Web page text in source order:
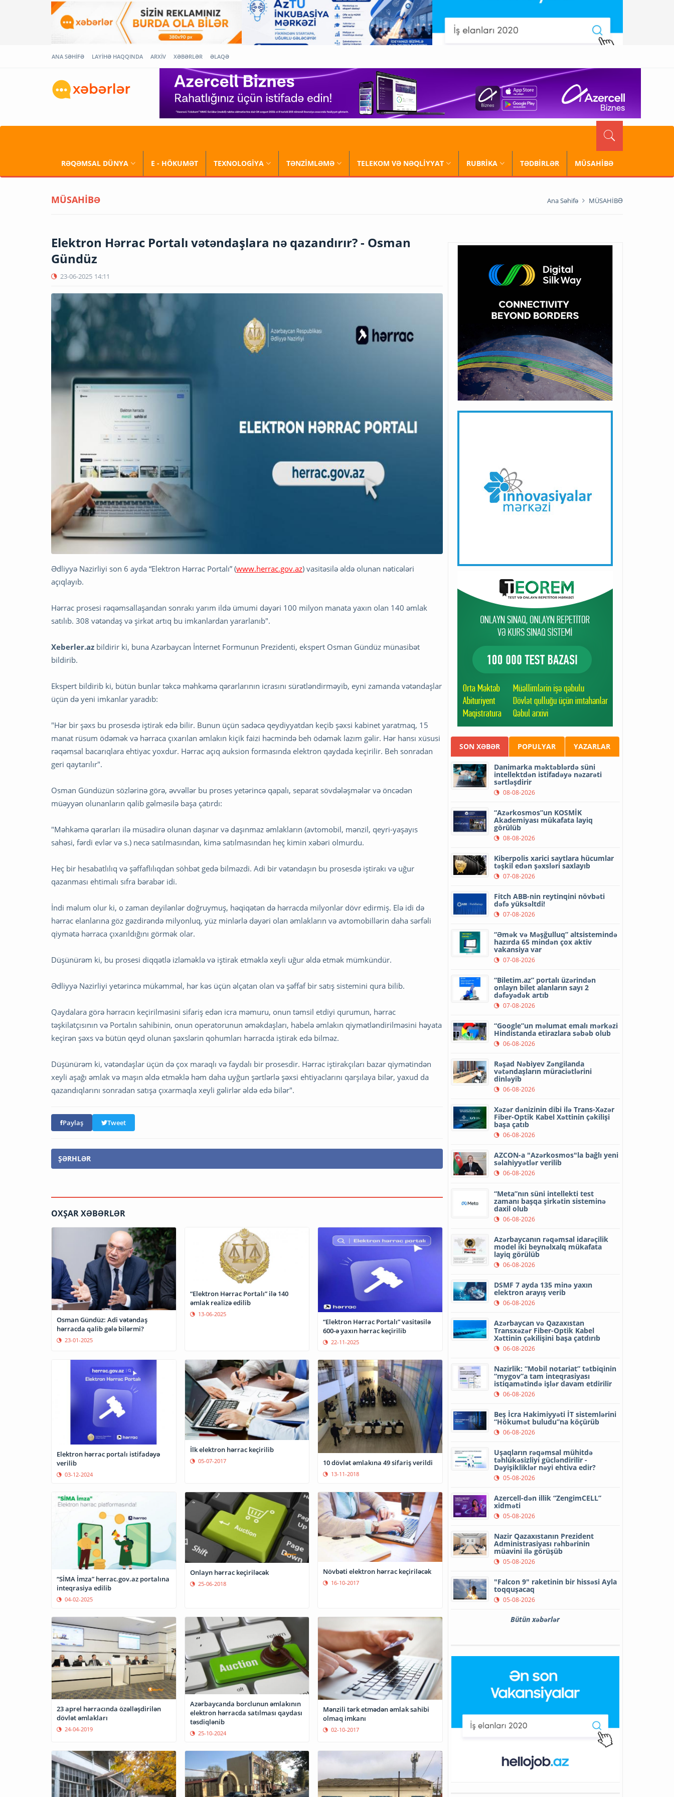
ANA SƏHİFƏ LAYİHƏ HAQQINDA ARXİV XƏBƏRLƏR ƏLAQƏ
RƏQƏMSAL DÜNYA E - HÖKUMƏT TEXNOLOGİYA TƏNZİMLƏMƏ TELEKOM VƏ NƏQLİYYAT RUBRİKA TƏDBİRLƏR MÜSAHİBƏ
MÜSAHİBƏ Ana Səhifə MÜSAHİBƏ
Elektron Hərrac Portalı vətəndaşlara nə qazandırır? - Osman
Gündüz
23-06-2025 14:11
Ədliyyə Nazirliyi son 6 ayda “Elektron Hərrac Portalı” (www.herrac.gov.az) vasitəsilə əldə olunan nəticələri
açıqlayıb.
Hərrac prosesi rəqəmsallaşandan sonrakı yarım ildə ümumi dəyəri 100 milyon manata yaxın olan 140 əmlak
satılıb. 308 vətəndaş və şirkət artıq bu imkanlardan yararlanıb".
Xeberler.az bildirir ki, buna Azərbaycan İnternet Formunun Prezidenti, ekspert Osman Gündüz münasibət
bildirib.
Ekspert bildirib ki, bütün bunlar təkcə məhkəmə qərarlarının icrasını sürətləndirməyib, eyni zamanda vətəndaşlar
üçün də yeni imkanlar yaradıb:
"Hər bir şəxs bu prosesdə iştirak edə bilir. Bunun üçün sadəcə qeydiyyatdan keçib şəxsi kabinet yaratmaq, 15
manat rüsum ödəmək və hərraca çıxarılan əmlakın kiçik faizi həcmində beh ödəmək lazım gəlir. Hər hansı xüsusi
rəqəmsal bacarıqlara ehtiyac yoxdur. Hərrac açıq auksion formasında elektron qaydada keçirilir. Beh sonradan
geri qaytarılır".
Osman Gündüzün sözlərinə görə, əvvəllər bu proses yetərincə qapalı, separat sövdələşmələr və öncədən
müəyyən olunanların qalib gəlməsilə başa çatırdı:
"Məhkəmə qərarları ilə müsadirə olunan daşınar və daşınmaz əmlakların (avtomobil, mənzil, qeyri-yaşayıs
sahəsi, fərdi evlər və s.) necə satılmasından, kimə satılmasından heç kimin xəbəri olmurdu.
Heç bir hesabatlılıq və şəffaflılıqdan söhbət gedə bilməzdi. Adi bir vətəndaşın bu prosesdə iştirakı və uğur
qazanması ehtimalı sıfra bərabər idi.
İndi məlum olur ki, o zaman deyilənlər doğruymuş, həqiqətən də hərracda milyonlar dövr edirmiş. Elə idi də
hərrac elanlarına göz gəzdirəndə milyonluq, yüz minlərlə dəyəri olan əmlakların və avtomobillərin daha sərfəli
qiymətə hərraca çıxarıldığını görmək olar.
Düşünürəm ki, bu prosesi diqqətlə izləməklə və iştirak etməklə xeyli uğur əldə etmək mümkündür.
Ədliyyə Nazirliyi yetərincə mükəmməl, hər kəs üçün əlçatan olan və şəffaf bir satış sistemini qura bilib.
Qaydalara görə hərracın keçirilməsini sifariş edən icra məmuru, onun təmsil etdiyi qurumun, hərrac
təşkilatçısının və Portalın sahibinin, onun operatorunun əməkdaşları, habelə əmlakın qiymətləndirilməsini həyata
keçirən şəxs və bütün qeyd olunan şəxslərin qohumları hərracda iştirak edə bilməz.
Düşünürəm ki, vətəndaşlar üçün də çox maraqlı və faydalı bir prosesdir. Hərrac iştirakçıları bazar qiymətindən
xeyli aşağı əmlak və maşın əldə etməklə həm daha uyğun şərtlərlə şəxsi ehtiyaclarını qarşılaya bilər, yaxud da
qazandıqlarını sonradan satışa çıxarmaqla xeyli gəlirlər əldə edə bilər".
Paylaş Tweet
ŞƏRHLƏR
OXŞAR XƏBƏRLƏR
Osman Gündüz: Adi vətəndaş
hərracda qalib gələ bilərmi?
23-01-2025
“Elektron Hərrac Portalı” ilə 140
əmlak realizə edilib
13-06-2025
“Elektron Hərrac Portalı” vasitəsilə
600-ə yaxın hərrac keçirilib
22-11-2025
Elektron hərrac portalı istifadəyə
verilib
03-12-2024
İlk elektron hərrac keçirilib
05-07-2017 10 dövlət əmlakına 49 sifariş verildi
13-11-2018
“SİMA İmza” herrac.gov.az portalına
inteqrasiya edilib
04-02-2025
Onlayn hərrac keçiriləcək
25-06-2018
Növbəti elektron hərrac keçiriləcək
16-10-2017
23 aprel hərracında özəlləşdirilən
dövlət əmlakları
24-04-2019
Azərbaycanda borclunun əmlakının
elektron hərracda satılması qaydası
təsdiqlənib
25-10-2024
Mənzili tərk etmədən əmlak sahibi
olmaq imkanı
02-10-2017
SON XƏBƏR POPULYAR YAZARLAR
Danimarka məktəblərdə süni
intellektdən istifadəyə nəzarəti
sərtləşdirir
08-08-2026
“Azərkosmos”un KOSMİK
Akademiyası mükafata layiq
görülüb
08-08-2026
Kiberpolis xarici saytlara hücumlar
təşkil edən şəxsləri saxlayıb
07-08-2026
Fitch ABB-nin reytinqini növbəti
dəfə yüksəltdi!
07-08-2026
“Əmək və Məşğulluq” altsistemində
hazırda 65 mindən çox aktiv
vakansiya var
07-08-2026
“Biletim.az” portalı üzərindən
onlayn bilet alanların sayı 2
dəfəyədək artıb
07-08-2026
“Google”un məlumat emalı mərkəzi
Hindistanda etirazlara səbəb olub
06-08-2026
Rəşad Nəbiyev Zəngilanda
vətəndaşların müraciətlərini
dinləyib
06-08-2026
Xəzər dənizinin dibi ilə Trans-Xəzər
Fiber-Optik Kabel Xəttinin çəkilişi
başa çatıb
06-08-2026
AZCON-a "Azərkosmos"la bağlı yeni
səlahiyyətlər verilib
06-08-2026
“Meta”nın süni intellekti test
zamanı başqa şirkətin sisteminə
daxil olub
06-08-2026
Azərbaycanın rəqəmsal idarəçilik
model iki beynəlxalq mükafata
layiq görülüb
06-08-2026
DSMF 7 ayda 135 minə yaxın
elektron arayış verib
06-08-2026
Azərbaycan və Qazaxıstan
Transxəzər Fiber-Optik Kabel
Xəttinin çəkilişini başa çatdırıb
06-08-2026
Nazirlik: “Mobil notariat” tətbiqinin
“mygov”a tam inteqrasiyası
istiqamətində işlər davam etdirilir
06-08-2026
Beş İcra Hakimiyyəti İT sistemlərini
“Hökumət buludu”na köçürüb
06-08-2026
Uşaqların rəqəmsal mühitdə
təhlükəsizliyi gücləndirilir -
Dəyişikliklər nəyi ehtiva edir?
05-08-2026
Azercell-dən illik “ZengimCELL”
xidməti
05-08-2026
Nazir Qazaxıstanın Prezident
Administrasiyası rəhbərinin
müavini ilə görüşüb
05-08-2026
"Falcon 9" raketinin bir hissəsi Ayla
toqquşacaq
05-08-2026
Bütün xəbərlər